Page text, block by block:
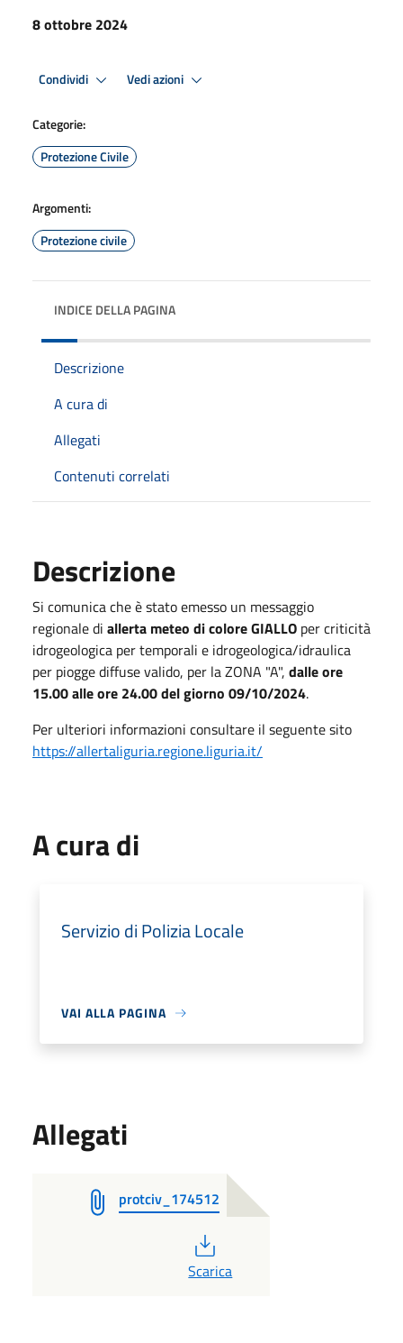
8 ottobre 2024
Condividi Vedi azioni
Categorie:
Protezione Civile
Argomenti:
Protezione civile
INDICE DELLA PAGINA
Descrizione
A cura di
Allegati
Contenuti correlati
Descrizione
Si comunica che è stato emesso un messaggio
regionale di allerta meteo di colore GIALLO per criticità
idrogeologica per temporali e idrogeologica/idraulica
per piogge diffuse valido, per la ZONA "A", dalle ore
15.00 alle ore 24.00 del giorno 09/10/2024.
Per ulteriori informazioni consultare il seguente sito
https://allertaliguria.regione.liguria.it/
A cura di
Servizio di Polizia Locale
VAI ALLA PAGINA
Allegati
protciv_174512
PDF
Scarica